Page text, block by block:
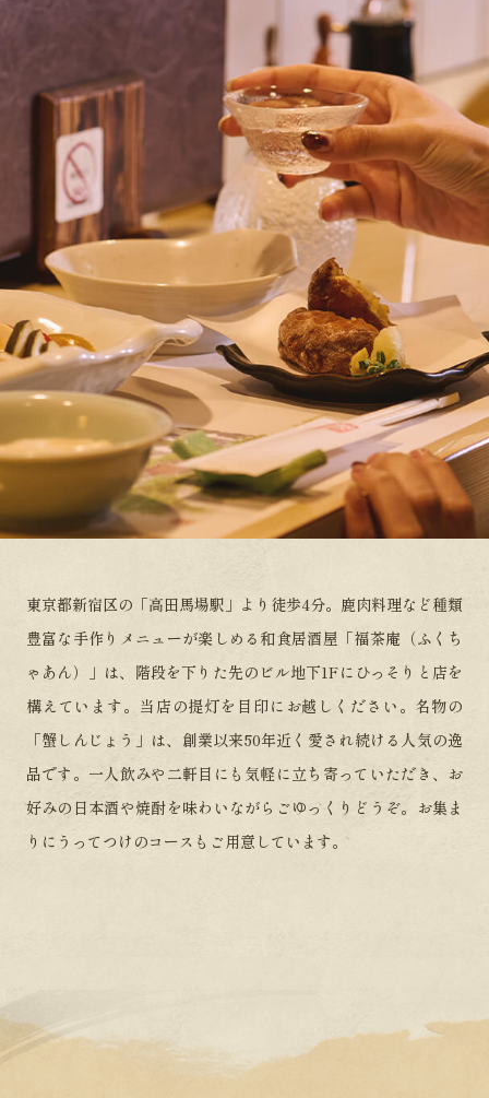
東京都新宿区の「高田馬場駅」より徒歩4分。 鹿肉料理など種類
豊富な手作りメニューが楽しめる 和食居酒屋「福茶庵（ふくち
ゃあん）」は、 階段を下りた先のビル地下1Fにひっそりと店を
構えています。 当店の提灯を目印にお越しください。 名物の
「蟹しんじょう」は、創業以来50年近く愛され続ける人気の逸
品です。 一人飲みや二軒目にも気軽に立ち寄っていただき、 お
好みの日本酒や焼酎を味わいながらごゆっくりどうぞ。 お集ま
りにうってつけのコースもご用意しています。